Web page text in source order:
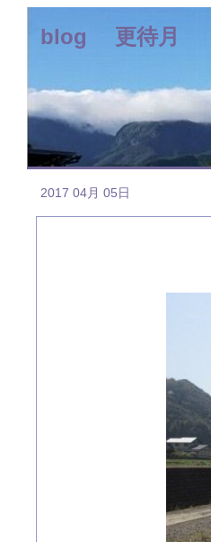
blog 更待月
2017 04月 05日